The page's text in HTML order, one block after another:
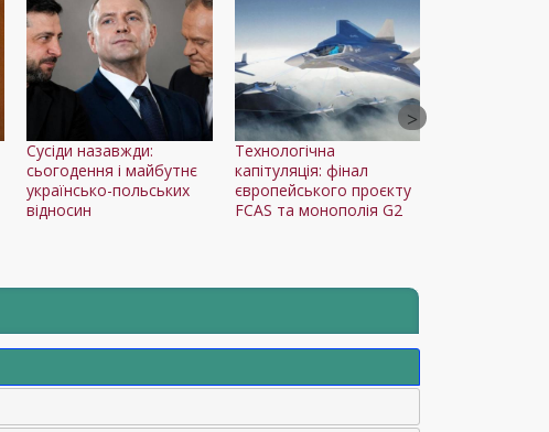
Сусіди назавжди:
сьогодення і майбутнє
українсько-польських
відносин
Технологічна
капітуляція: фінал
європейського проєкту
FCAS та монополія G2